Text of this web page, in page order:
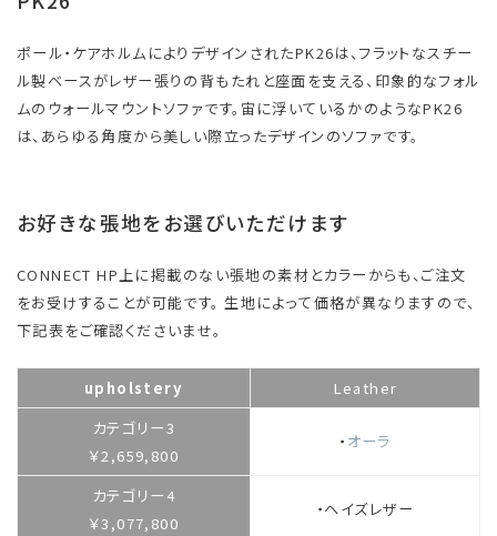
ポール・ケアホルムによりデザインされたPK26は、フラットなスチー
ル製ベースがレザー張りの背もたれと座面を支える、印象的なフォル
ムのウォールマウントソファです。宙に浮いているかのようなPK26
は、あらゆる角度から美しい際立ったデザインのソファです。
お好きな張地をお選びいただけます
CONNECT HP上に掲載のない張地の素材とカラーからも、ご注文
をお受けすることが可能です。 生地によって価格が異なりますので、
下記表をご確認くださいませ。
upholstery
Leather
カテゴリー3
￥2,659,800
・ オーラ
カテゴリー4
￥3,077,800
・ヘイズレザー